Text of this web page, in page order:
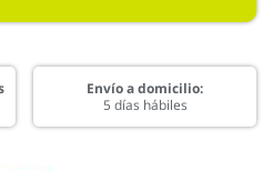
Envío a domicilio:
5 días hábiles